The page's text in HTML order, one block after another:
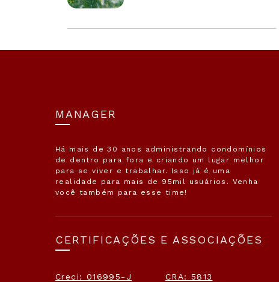
MANAGER
Há mais de 30 anos administrando condomínios
de dentro para fora e criando um lugar melhor
para se viver e trabalhar. Isso já é uma
realidade para mais de 95mil usuários. Venha
você também para esse time!
CERTIFICAÇÕES E ASSOCIAÇÕES
Creci: 016995-J
CRA: 5813